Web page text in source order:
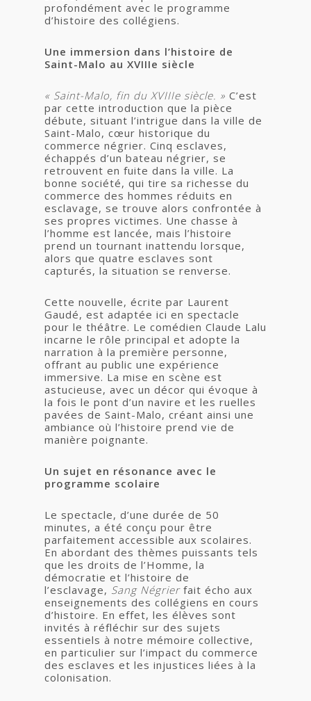
profondément avec le programme
d’histoire des collégiens.
Une immersion dans l’histoire de
Saint-Malo au XVIIIe siècle
« Saint-Malo, fin du XVIIIe siècle. » C’est
par cette introduction que la pièce
débute, situant l’intrigue dans la ville de
Saint-Malo, cœur historique du
commerce négrier. Cinq esclaves,
échappés d’un bateau négrier, se
retrouvent en fuite dans la ville. La
bonne société, qui tire sa richesse du
commerce des hommes réduits en
esclavage, se trouve alors confrontée à
ses propres victimes. Une chasse à
l’homme est lancée, mais l’histoire
prend un tournant inattendu lorsque,
alors que quatre esclaves sont
capturés, la situation se renverse.
Cette nouvelle, écrite par Laurent
Gaudé, est adaptée ici en spectacle
pour le théâtre. Le comédien Claude Lalu
incarne le rôle principal et adopte la
narration à la première personne,
offrant au public une expérience
immersive. La mise en scène est
astucieuse, avec un décor qui évoque à
la fois le pont d’un navire et les ruelles
pavées de Saint-Malo, créant ainsi une
ambiance où l’histoire prend vie de
manière poignante.
Un sujet en résonance avec le
programme scolaire
Le spectacle, d’une durée de 50
minutes, a été conçu pour être
parfaitement accessible aux scolaires.
En abordant des thèmes puissants tels
que les droits de l’Homme, la
démocratie et l’histoire de
l’esclavage, Sang Négrierfait écho aux
enseignements des collégiens en cours
d’histoire. En effet, les élèves sont
invités à réfléchir sur des sujets
essentiels à notre mémoire collective,
en particulier sur l’impact du commerce
des esclaves et les injustices liées à la
colonisation.